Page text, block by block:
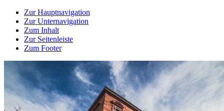
Zur Hauptnavigation
Zur Unternavigation
Zum Inhalt
Zur Seitenleiste
Zum Footer